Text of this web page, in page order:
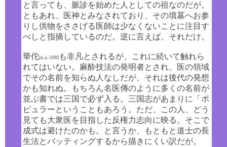
と言っても、脈診を始めた人としての祖なのだが。
ともあれ、医神とみなされており、その墳墓へお参
りし供物をささげる医師は少なくないことに注目す
べしと指摘しているのだ。逆に言えば、それだけ。
華佗[n.a.-208] も非凡とされるが、これに続いて触れら
れてはいない。麻酔技法の発明者とされ、医の領域
でその名前を知らぬ人なしだが、それは後代の発想
かも知れぬ。もちろん名医傳のように多くの名前が
並ぶ書では三国で必ず入る。三国志があまりに「ポ
ピュラーということもあろう。ただ、この人、どう
見ても大衆医を目指した反権力志向に映る。そこで
成式は避けたのかも。と言うか、もともと道士の長
生法とバッティングするから描きにくい訳だが。